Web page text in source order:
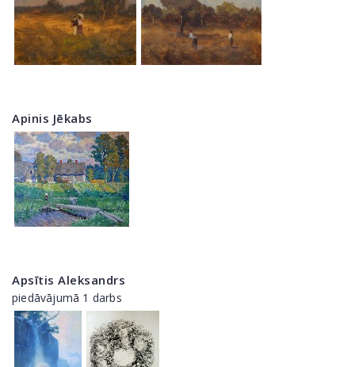
Apinis Jēkabs
Apsītis Aleksandrs
piedāvājumā 1 darbs